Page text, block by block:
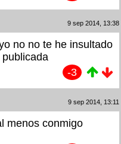
9 sep 2014, 13:38
no no te he insultado
-3
9 sep 2014, 13:11
menos conmigo